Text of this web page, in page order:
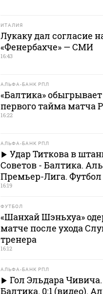
ИТАЛИЯ
Лукаку дал согласие
«Фенербахче» — СМИ
16:43
АЛЬФА-БАНК РПЛ
«Балтика»
первого тайма матча
16:22
АЛЬФА-БАНК РПЛ
Удар Титкова в
Советов - Балтика.
Премьер-Лига. Футбол
16:19
ФУТБОЛ
«Шанхай Шэньхуа»
матче после ухода
тренера
16:12
АЛЬФА-БАНК РПЛ
Гол Эльдара
Балтика. 0:1 (видео).